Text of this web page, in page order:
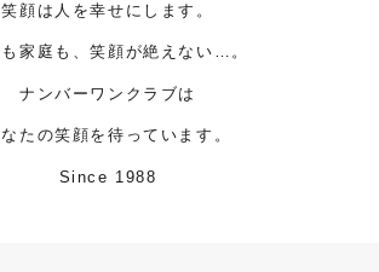
笑顔は人を幸せにします。
家庭も、笑顔が絶えない…。
ナンバーワンクラブは
たの笑顔を待っています。
Since 1988